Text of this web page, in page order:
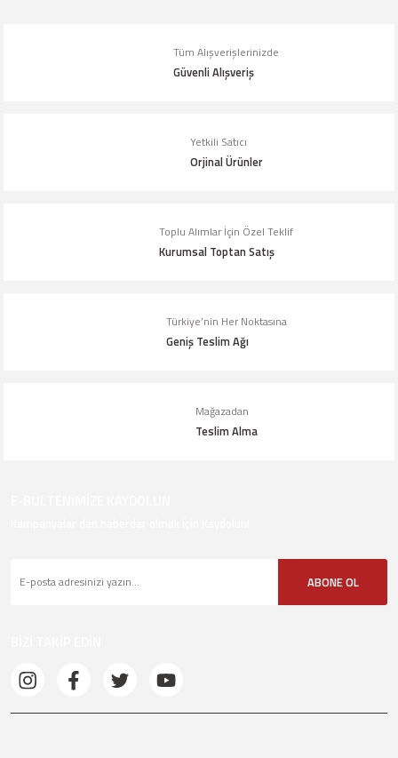
Görüş ve önerileriniz için teşekkür ederiz.
Ürün açıklamasında eksik bilgiler bulunuyor.
Ürün bilgilerinde hatalar bulunuyor.
Gönder
Tüm Alışverişlerinizde
Güvenli Alışveriş
Yetkili Satıcı
Orjinal Ürünler
Toplu Alımlar İçin Özel Teklif
Kurumsal Toptan Satış
Türkiye’nin Her Noktasına
Geniş Teslim Ağı
Mağazadan
Teslim Alma
ABONE OL